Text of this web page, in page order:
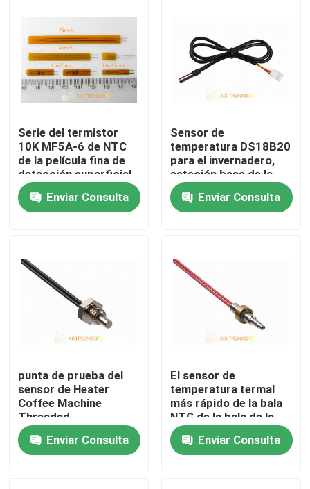
Productos
Sobre nosotros
Control de calidad
Éntrenos en contacto con
Casos
Sensor de temperatura de NTC
Serie del termistor
10K MF5A-6 de NTC
de la película fina de
detección superficial
de la alta sensibilidad
Enviar Consulta
Sensor de
temperatura DS18B20
para el invernadero,
estación base de la
comunicación, serie
del vehículo MFT-4401
Enviar Consulta
punta de prueba del
sensor de Heater
Coffee Machine
Threaded
Temperature del agua
100K Enviar Consulta
El sensor de
temperatura termal
más rápido de la bala
NTC de la bala de la
respuesta para la
máquina del café
Enviar Consulta